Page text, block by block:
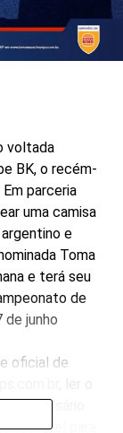
voltada
BK, o recém-
parceria
uma camisa
e
Toma
e terá seu
de
de junho
oficial de
necessário
para